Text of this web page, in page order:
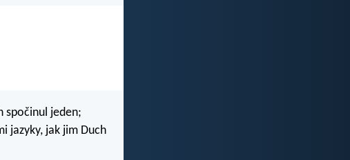
spočinul jeden;
jazyky, jak jim Duch